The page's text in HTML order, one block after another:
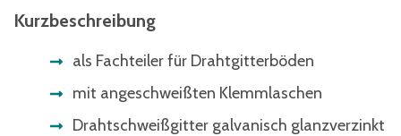
Kurzbeschreibung
als Fachteiler für Drahtgitterböden
mit angeschweißten Klemmlaschen
Drahtschweißgitter galvanisch glanzverzinkt